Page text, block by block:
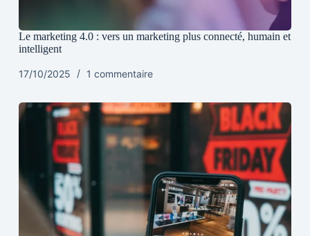
Le marketing 4.0 : vers un marketing plus connecté, humain et
intelligent
17/10/2025 1 commentaire